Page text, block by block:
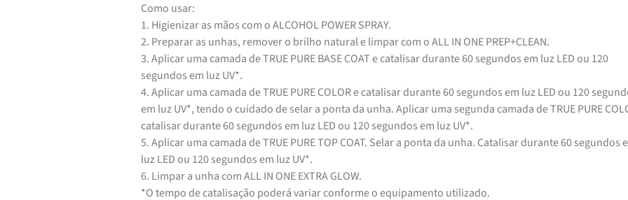
Como usar:
1. Higienizar as mãos com o ALCOHOL POWER SPRAY.
2. Preparar as unhas, remover o brilho natural e limpar com o ALL IN ONE PREP+CLEAN.
3. Aplicar uma camada de TRUE PURE BASE COAT e catalisar durante 60 segundos em luz LED ou 120
segundos em luz UV*.
4. Aplicar uma camada de TRUE PURE COLOR e catalisar durante 60 segundos em luz LED ou 120
em luz UV*, tendo o cuidado de selar a ponta da unha. Aplicar uma segunda camada de TRUE PURE
catalisar durante 60 segundos em luz LED ou 120 segundos em luz UV*.
5. Aplicar uma camada de TRUE PURE TOP COAT. Selar a ponta da unha. Catalisar durante 60 segundos
luz LED ou 120 segundos em luz UV*.
6. Limpar a unha com ALL IN ONE EXTRA GLOW.
*O tempo de catalisação poderá variar conforme o equipamento utilizado.